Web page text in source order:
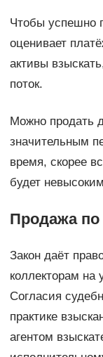
Чтобы успешно
оценивает
активы
поток.
Можно продать
значительным
время, скорее
будет
Продажа по
Закон даёт
коллекторам на
Согласия
практике
агентом